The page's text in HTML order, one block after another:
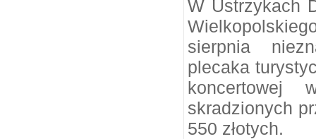
W Ustrzykach
sierpnia
plecaka
koncertowej
skradzionych
550 złotych.